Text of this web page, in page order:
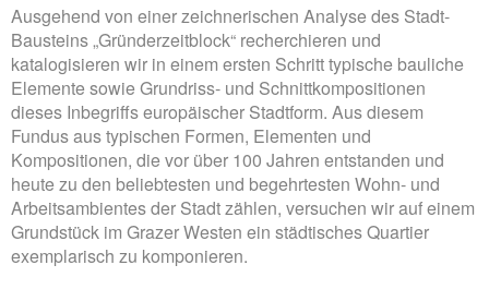
Ausgehend von einer zeichnerischen Analyse des Stadt-
Bausteins „Gründerzeitblock“ recherchieren und
katalogisieren wir in einem ersten Schritt typische bauliche
Elemente sowie Grundriss- und Schnittkompositionen
dieses Inbegriffs europäischer Stadtform. Aus diesem
Fundus aus typischen Formen, Elementen und
Kompositionen, die vor über 100 Jahren entstanden und
heute zu den beliebtesten und begehrtesten Wohn- und
Arbeitsambientes der Stadt zählen, versuchen wir auf einem
Grundstück im Grazer Westen ein städtisches Quartier
exemplarisch zu komponieren.